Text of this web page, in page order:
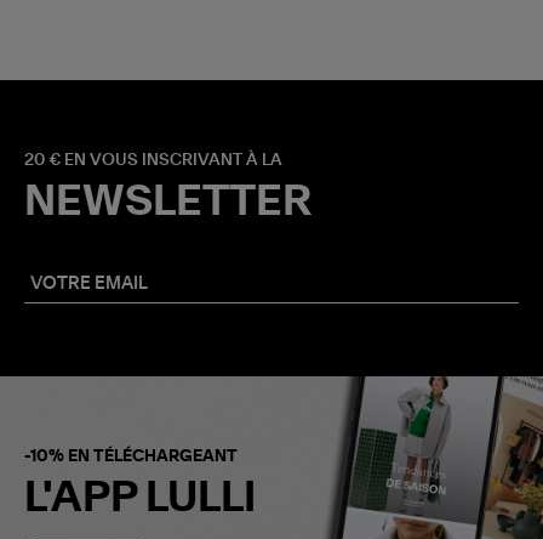
20 € EN VOUS INSCRIVANT À LA
NEWSLETTER
-10% EN TÉLÉCHARGEANT
L'APP LULLI